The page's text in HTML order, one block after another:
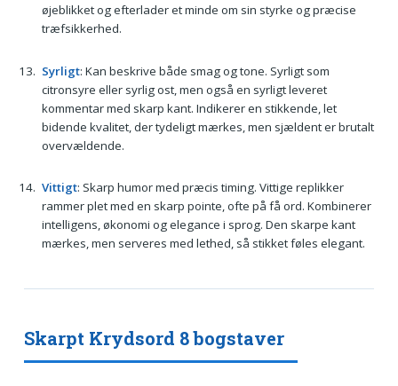
øjeblikket og efterlader et minde om sin styrke og præcise
træfsikkerhed.
Syrligt: Kan beskrive både smag og tone. Syrligt som
citronsyre eller syrlig ost, men også en syrligt leveret
kommentar med skarp kant. Indikerer en stikkende, let
bidende kvalitet, der tydeligt mærkes, men sjældent er brutalt
overvældende.
Vittigt: Skarp humor med præcis timing. Vittige replikker
rammer plet med en skarp pointe, ofte på få ord. Kombinerer
intelligens, økonomi og elegance i sprog. Den skarpe kant
mærkes, men serveres med lethed, så stikket føles elegant.
Skarpt Krydsord 8 bogstaver